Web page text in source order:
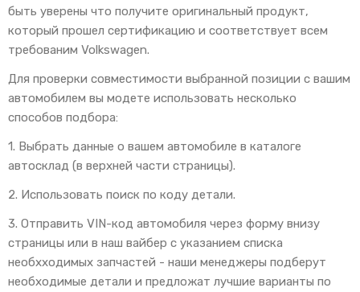
быть уверены что получите оригинальный продукт,
который прошел сертификацию и соответствует всем
требованим Volkswagen.
Для проверки совместимости выбранной позиции с вашим
автомобилем вы модете использовать несколько
способов подбора:
1. Выбрать данные о вашем автомобиле в каталоге
автосклад (в верхней части страницы).
2. Использовать поиск по коду детали.
3. Отправить VIN-код автомобиля через форму внизу
страницы или в наш вайбер с указанием списка
необхходимых запчастей - наши менеджеры подберут
необходимые детали и предложат лучшие варианты по